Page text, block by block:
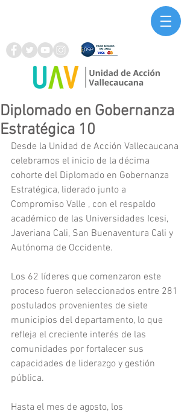
Diplomado en Gobernanza
Estratégica 10
Desde la Unidad de Acción Vallecaucana
celebramos el inicio de la décima
cohorte del Diplomado en Gobernanza
Estratégica, liderado junto a
Compromiso Valle , con el respaldo
académico de las Universidades Icesi,
Javeriana Cali, San Buenaventura Cali y
Autónoma de Occidente.
Los 62 líderes que comenzaron este
proceso fueron seleccionados entre 281
postulados provenientes de siete
municipios del departamento, lo que
refleja el creciente interés de las
comunidades por fortalecer sus
capacidades de liderazgo y gestión
pública.
Hasta el mes de agosto, los